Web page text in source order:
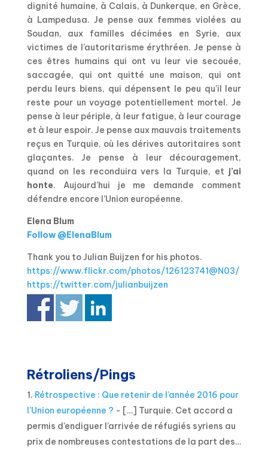
dignité humaine, à Calais, à Dunkerque, en Grèce,
à Lampedusa. Je pense aux femmes violées au
Soudan, aux familles décimées en Syrie, aux
victimes de l’autoritarisme érythréen. Je pense à
ces êtres humains qui ont vu leur vie secouée,
saccagée, qui ont quitté une maison, qui ont
perdu leurs biens, qui dépensent le peu qu’il leur
reste pour un voyage potentiellement mortel. Je
pense à leur périple, à leur fatigue, à leur courage
et à leur espoir. Je pense aux mauvais traitements
reçus en Turquie, où les dérives autoritaires sont
glaçantes. Je pense à leur découragement,
quand on les reconduira vers la Turquie, et j’ai
honte. Aujourd’hui je me demande comment
défendre encore l’Union européenne.
Elena Blum
Follow @ElenaBlum
Thank you to Julian Buijzen for his photos.
https://www.flickr.com/photos/126123741@N03/
https://twitter.com/julianbuijzen
Rétroliens/Pings
Rétrospective : Que retenir de l’année 2016 pour
l’Union européenne ? - […] Turquie. Cet accord a
permis d’endiguer l’arrivée de réfugiés syriens au
prix de nombreuses contestations de la part des…